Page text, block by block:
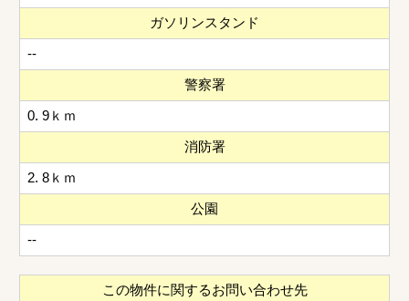
ガソリンスタンド
--
警察署
0. 9ｋｍ
消防署
2. 8ｋｍ
公園
--
この物件に関するお問い合わせ先